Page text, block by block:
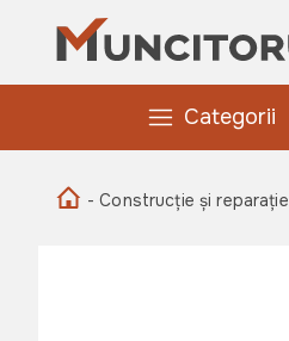
Categorii
- Construcție și reparație